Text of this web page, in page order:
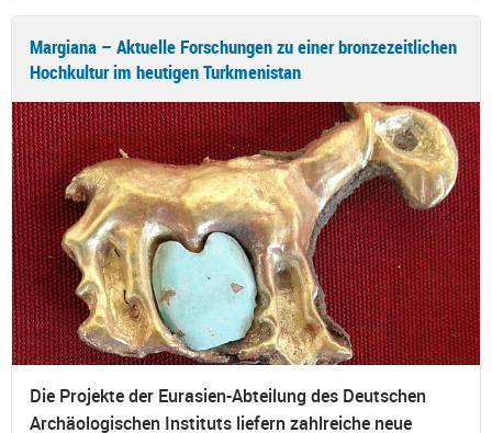
Margiana – Aktuelle Forschungen zu einer bronzezeitlichen
Hochkultur im heutigen Turkmenistan
Die Projekte der Eurasien-Abteilung des Deutschen
Archäologischen Instituts liefern zahlreiche neue